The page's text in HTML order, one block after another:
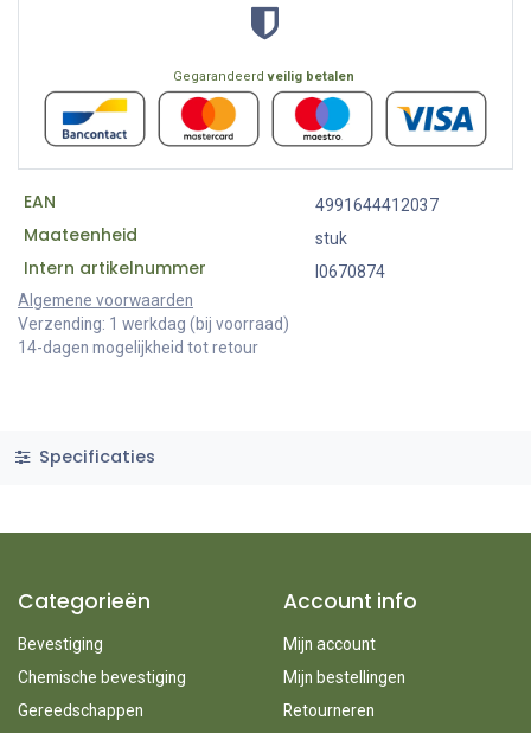
Gegarandeerdveilig betalen
EAN 4991644412037
Maateenheid stuk
Intern artikelnummer
I0670874
Algemene voorwaarden
Verzending: 1 werkdag (bij voorraad)
14-dagen mogelijkheid tot retour
Specificaties
Categorieën
Bevestiging
Chemische bevestiging
Gereedschappen
Account info
Mijn account
Mijn bestellingen
Retourneren